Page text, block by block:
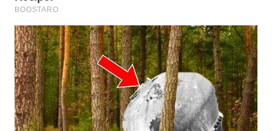
WN
CIANJUR
WN
KEPULAUAN
SERIBU
WN
TANGERANG